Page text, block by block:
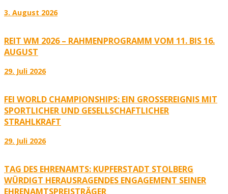
3. August 2026
REIT WM 2026 – RAHMENPROGRAMM VOM 11. BIS 16.
AUGUST
29. Juli 2026
FEI WORLD CHAMPIONSHIPS: EIN GROSSEREIGNIS MIT S
PORTLICHER UND GESELLSCHAFTLICHER S
TRAHLKRAFT
29. Juli 2026
TAG DES EHRENAMTS: KUPFERSTADT STOLBERG
WÜRDIGT HERAUSRAGENDES ENGAGEMENT SEINER
EHRENAMTSPREISTRÄGER